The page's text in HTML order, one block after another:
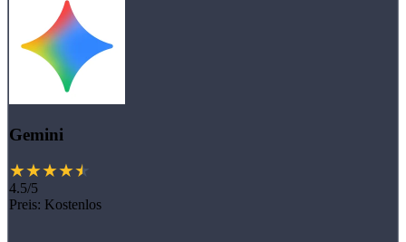
Gemini
4.5/5
Preis: Kostenlos